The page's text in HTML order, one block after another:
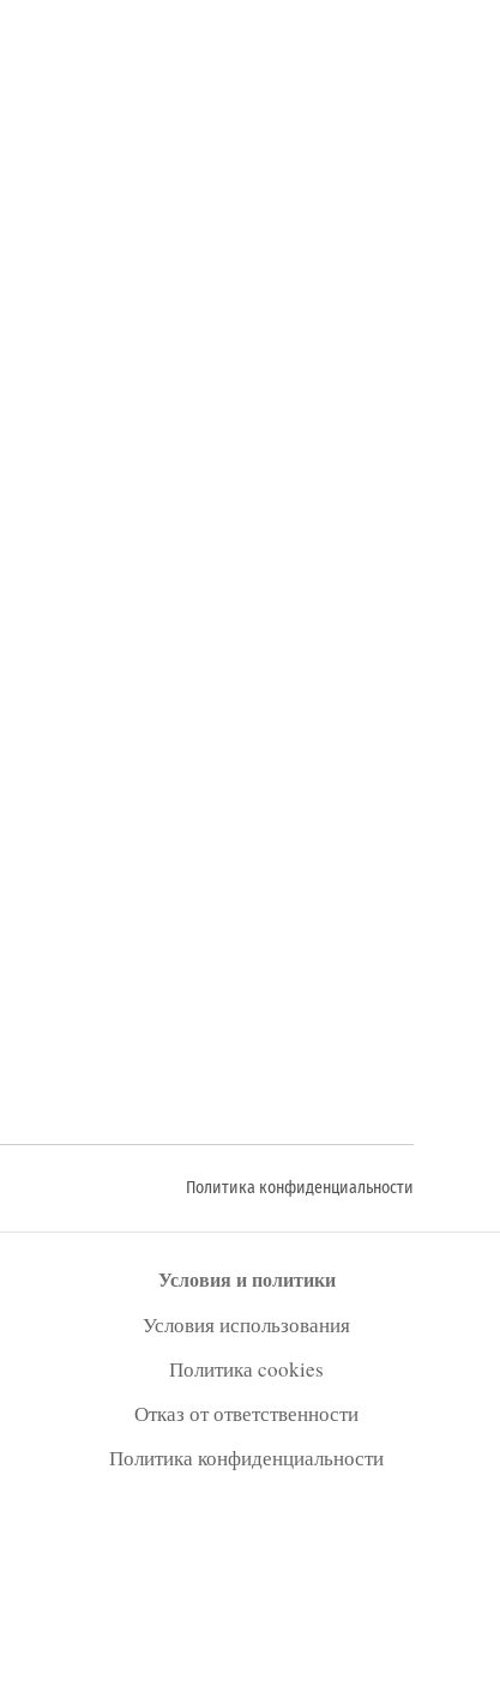
Политика конфиденциальности
Условия и политики
Условия использования
Политика cookies
Отказ от ответственности
Политика конфиденциальности